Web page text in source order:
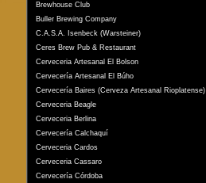
Brewhouse Club
Buller Brewing Company
C.A.S.A. Isenbeck (Warsteiner)
Ceres Brew Pub & Restaurant
Cerveceria Artesanal El Bolson
Cervecería Artesanal El Búho
Cervecería Baires (Cerveza Artesanal Rioplatense)
Cerveceria Beagle
Cerveceria Berlina
Cervecería Calchaquí
Cerveceria Cardos
Cerveceria Cassaro
Cervecería Córdoba